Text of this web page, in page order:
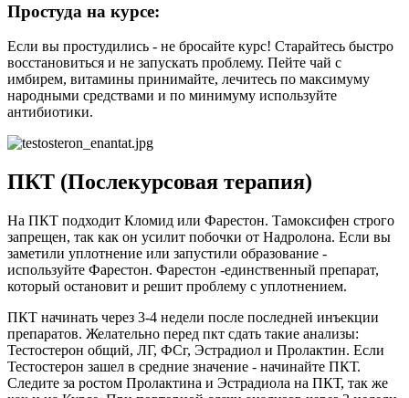
Простуда на курсе:
Если вы простудились - не бросайте курс! Старайтесь быстро
восстановиться и не запускать проблему. Пейте чай с
имбирем, витамины принимайте, лечитесь по максимуму
народными средствами и по минимуму используйте
антибиотики.
ПКТ (Послекурсовая терапия)
На ПКТ подходит Кломид или Фарестон. Тамоксифен строго
запрещен, так как он усилит побочки от Надролона. Если вы
заметили уплотнение или запустили образование -
используйте Фарестон. Фарестон -единственный препарат,
который остановит и решит проблему с уплотнением.
ПКТ начинать через 3-4 недели после последней инъекции
препаратов. Желательно перед пкт сдать такие анализы:
Тестостерон общий, ЛГ, ФСг, Эстрадиол и Пролактин. Если
Тестостерон зашел в средние значение - начинайте ПКТ.
Следите за ростом Пролактина и Эстрадиола на ПКТ, так же